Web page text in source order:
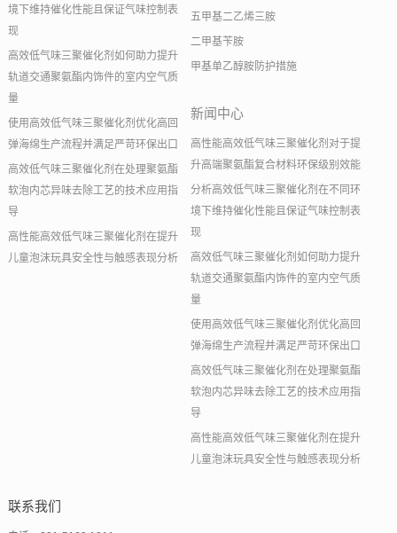
境下维持催化性能且保证气味控制表
现
高效低气味三聚催化剂如何助力提升
轨道交通聚氨酯内饰件的室内空气质
量
使用高效低气味三聚催化剂优化高回
弹海绵生产流程并满足严苛环保出口
高效低气味三聚催化剂在处理聚氨酯
软泡内芯异味去除工艺的技术应用指
导
高性能高效低气味三聚催化剂在提升
儿童泡沫玩具安全性与触感表现分析
五甲基二乙烯三胺
二甲基苄胺
甲基单乙醇胺防护措施
新闻中心
高性能高效低气味三聚催化剂对于提
升高端聚氨酯复合材料环保级别效能
分析高效低气味三聚催化剂在不同环
境下维持催化性能且保证气味控制表
现
高效低气味三聚催化剂如何助力提升
轨道交通聚氨酯内饰件的室内空气质
量
使用高效低气味三聚催化剂优化高回
弹海绵生产流程并满足严苛环保出口
高效低气味三聚催化剂在处理聚氨酯
软泡内芯异味去除工艺的技术应用指
导
高性能高效低气味三聚催化剂在提升
儿童泡沫玩具安全性与触感表现分析
联系我们